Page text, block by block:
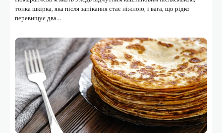
тонка шкірка, яка після запікання стає ніжною, і вага, що рідко
перевищує два…